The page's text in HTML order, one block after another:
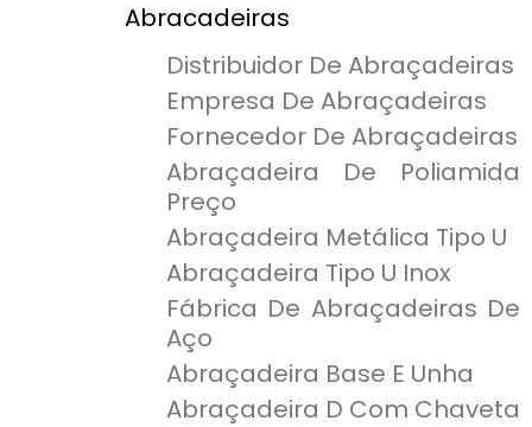
Abracadeiras
Distribuidor De Abraçadeiras
Empresa De Abraçadeiras
Fornecedor De Abraçadeiras
Abraçadeira De Poliamida
Preço
Abraçadeira Metálica Tipo U
Abraçadeira Tipo U Inox
Fábrica De Abraçadeiras De
Aço
Abraçadeira Base E Unha
Abraçadeira D Com Chaveta